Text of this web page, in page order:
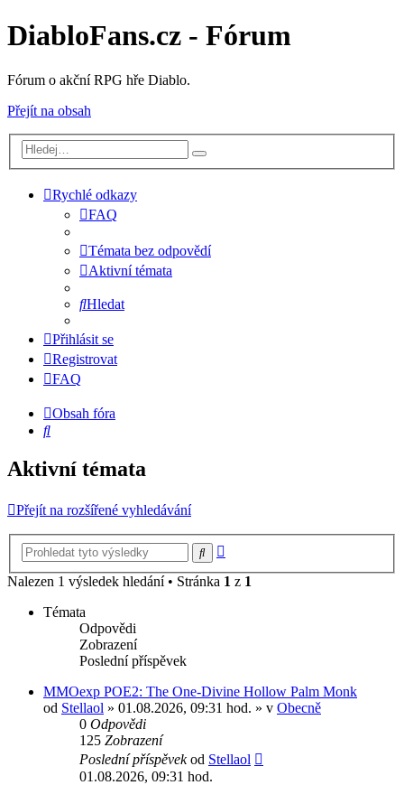
DiabloFans.cz - Fórum
Fórum o akční RPG hře Diablo.
Přejít na obsah
Rychlé odkazy
FAQ
Témata bez odpovědí
Aktivní témata
Hledat
Přihlásit se
Registrovat
FAQ
Obsah fóra
Hledat
Aktivní témata
Přejít na rozšířené vyhledávání
Hledat
Nalezen 1 výsledek hledání • Stránka 1 z 1
Témata
Odpovědi
Zobrazení
Poslední příspěvek
MMOexp POE2: The One-Divine Hollow Palm Monk
od Stellaol » 01.08.2026, 09:31 hod. » v Obecně
0 Odpovědi
125 Zobrazení
Poslední příspěvekod Stellaol
01.08.2026, 09:31 hod.